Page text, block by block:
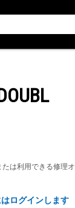
は利用できる修理
ログインします